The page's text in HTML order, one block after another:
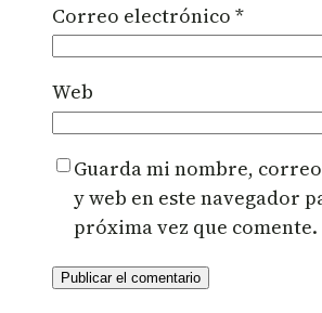
Correo electrónico *
Web
Guarda mi nombre,
y web en este navegador
próxima vez que comente.